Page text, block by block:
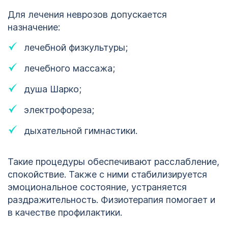
Для лечения неврозов допускается
назначение:
лечебной физкультуры;
лечебного массажа;
душа Шарко;
электрофореза;
дыхательной гимнастики.
Такие процедуры обеспечивают расслабление,
спокойствие. Также с ними стабилизируется
эмоциональное состояние, устраняется
раздражительность. Физиотерапия помогает и
в качестве профилактики.